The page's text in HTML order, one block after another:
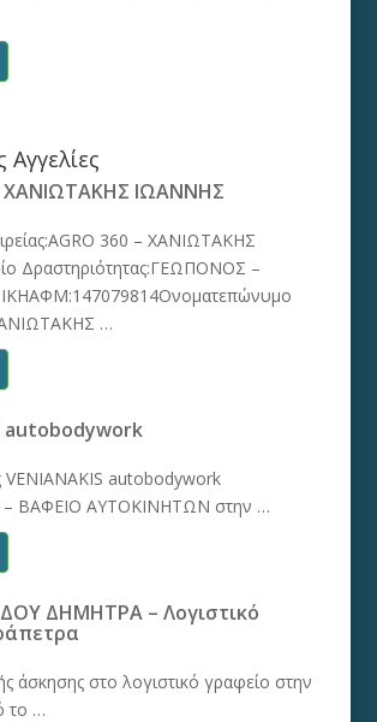
ΧΑΝΙΩΤΑΚΗΣ ΙΩΑΝΝΗΣ
360 – ΧΑΝΙΩΤΑΚΗΣ
Δραστηριότητας:ΓΕΩΠΟΝΟΣ –
…
autobodywork
VENIANAKIS autobodywork
ΒΑΦΕΙΟ ΑΥΤΟΚΙΝΗΤΩΝ στην …
ΔΗΜΗΤΡΑ – Λογιστικό
άσκησης στο λογιστικό γραφείο στην
το …